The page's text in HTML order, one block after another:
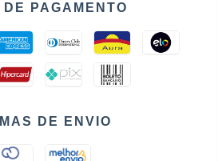
DE PAGAMENTO
DE ENVIO